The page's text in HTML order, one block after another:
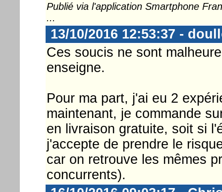
Publié via l'application Smartphone
...
13/10/2016 12:53:37 -
Ces soucis ne sont
enseigne.
Pour ma part, j'ai eu 2
maintenant, je commande
en livraison gratuite, soit si
j'accepte de prendre le
car on retrouve les mêmes
concurrents).